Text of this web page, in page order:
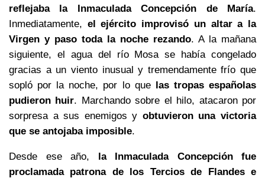
reflejaba la Inmaculada Concepción de María.
Inmediatamente, el ejército improvisó un altar a la
Virgen y paso toda la noche rezando. A la mañana
siguiente, el agua del río Mosa se había congelado
gracias a un viento inusual y tremendamente frío que
sopló por la noche, por lo que las tropas españolas
pudieron huir. Marchando sobre el hilo, atacaron por
sorpresa a sus enemigos y obtuvieron una victoria
que se antojaba imposible.
Desde ese año, la Inmaculada Concepción fue
proclamada patrona de los Tercios de Flandes e